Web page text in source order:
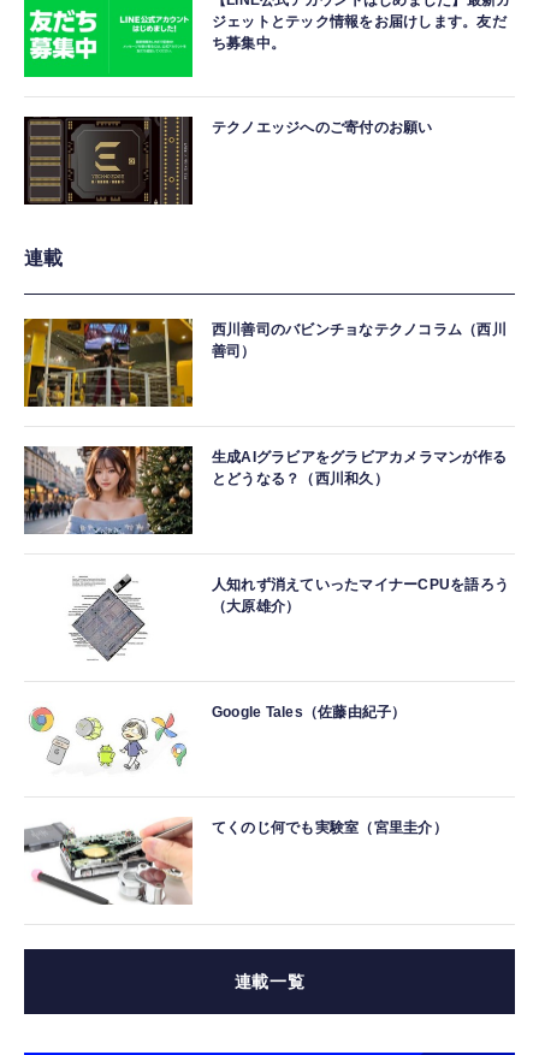
ジェットとテック情報をお届けします。友だ
ち募集中。
テクノエッジへのご寄付のお願い
連載
西川善司のバビンチョなテクノコラム（西川
善司）
生成AIグラビアをグラビアカメラマンが作る
とどうなる？（西川和久）
人知れず消えていったマイナーCPUを語ろう
（大原雄介）
Google Tales（佐藤由紀子）
てくのじ何でも実験室（宮里圭介）
連載一覧